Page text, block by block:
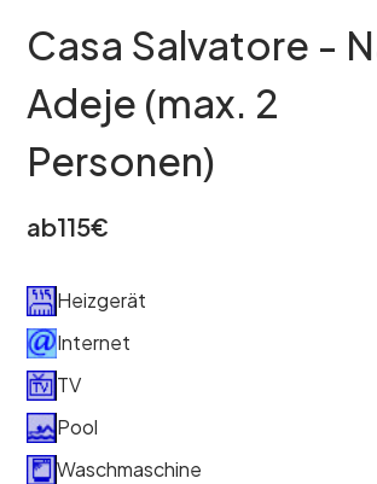
Casa Salvatore -
Adeje (max. 2
Personen)
ab115€
Heizgerät
Internet
TV
Pool
Waschmaschine